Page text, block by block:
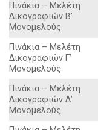
Πινάκια – Mελέτη
Δικογραφιών B’
Mονομελούς
Πινάκια – Mελέτη
Δικογραφιών Γ’
Mονομελούς
Πινάκια – Mελέτη
Δικογραφιών Δ’
Mονομελούς